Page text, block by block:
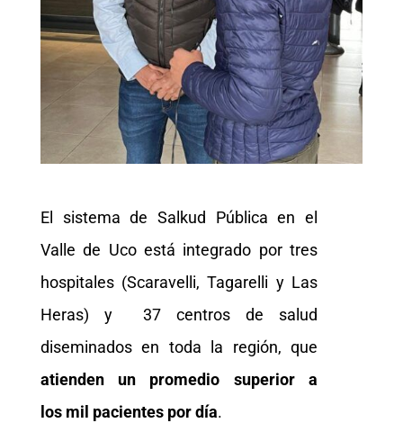
El sistema de Salkud Pública en el
Valle de Uco está integrado por tres
hospitales (Scaravelli, Tagarelli y Las
Heras) y 37 centros de salud
diseminados en toda la región, que
atienden un promedio superior a
los mil pacientes por día.